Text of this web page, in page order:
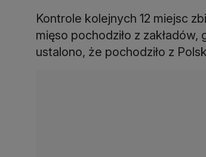
Kontrole kolejnych 12 miejsc
mięso pochodziło z
ustalono, że pochodziło z